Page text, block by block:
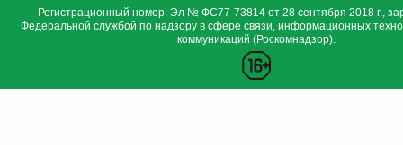
Регистрационный номер: Эл № ФС77-73814 от 28 сентября 2018 г.,
Федеральной службой по надзору в сфере связи, информационных
коммуникаций (Роскомнадзор).